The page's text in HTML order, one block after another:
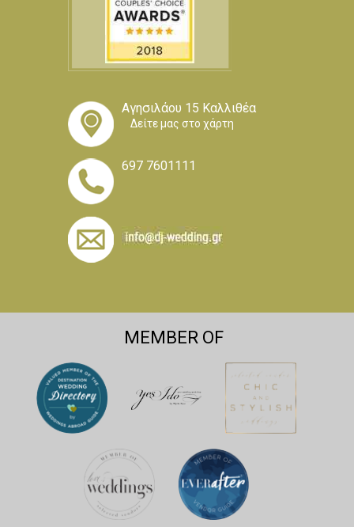
Αγησιλάου 15 Καλλιθέα
Δείτε μας στο χάρτη
697 7601111
MEMBER OF